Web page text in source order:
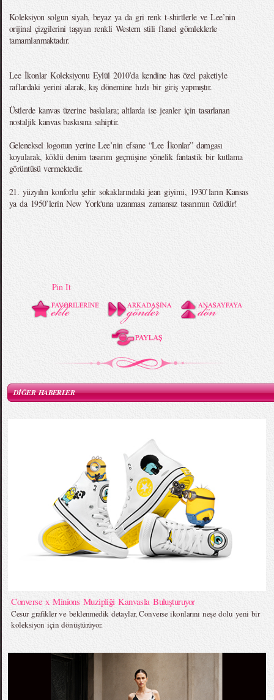
Koleksiyon solgun siyah, beyaz ya da gri renk t-shirtlerle ve Lee’nin
orijinal çizgilerini taşıyan renkli Western stili flanel gömleklerle
tamamlanmaktadır.
Lee İkonlar Koleksiyonu Eylül 2010’da kendine has özel paketiyle
raflardaki yerini alarak, kış dönemine hızlı bir giriş yapmıştır.
Üstlerde kanvas üzerine baskılara; altlarda ise jeanler için tasarlanan
nostaljik kanvas baskısına sahiptir.
Geleneksel logonun yerine Lee’nin efsane “Lee İkonlar” damgası
koyularak, köklü denim tasarım geçmişine yönelik fantastik bir kutlama
görüntüsü vermektedir.
21. yüzyılın konforlu şehir sokaklarındaki jean giyimi, 1930’ların Kansas
ya da 1950’lerin New York'una uzanması zamansız tasarımın özüdür!
Pin It
DİĞER HABERLER
Converse x Minions Muzipliği Kanvasla Buluşturuyor
Cesur grafikler ve beklenmedik detaylar, Converse ikonlarını neşe dolu yeni bir
koleksiyon için dönüştürüyor.